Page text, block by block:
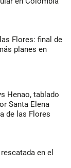
Flores: final de
planes en
Henao, tablado
Santa Elena
de las Flores
en el